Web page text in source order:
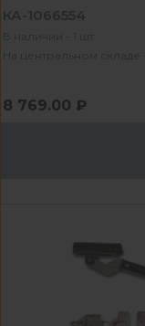
КА-1066554
В наличии - 1 шт
На центральном складе
8 769.00 ₽